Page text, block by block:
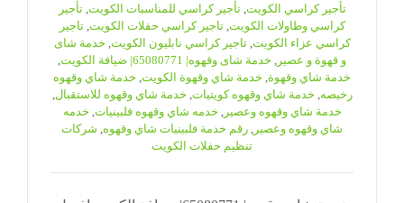
تأجير كراسي الكويت ,تأجير كراسي للمناسبات الكويت ,تأجير
كراسي وطاولات الكويت ,تاجير كراسي حفلات الكويت ,تاجير
كراسي عزاء الكويت ,تاجير كراسي نابليون الكويت خدمة شاى
و قهوة و عصير
خدمة شاى وقهوه| 65080771| ضيافة الكويت
خدمة شاي وقهوة خدمة شاي وقهوة الكويت خدمة شاي وقهوه
رخيصه خدمة شاي وقهوه كويتيات خدمة شاي وقهوه للاستقبال
خدمة شاي وقهوه وعصير
خدمه شاي وقهوه فلبينيات خدمه
شاي وقهوه وعصير
رقم خدمة فلبينيات شاي وقهوه شركات
تنظيم حفلات الكويت